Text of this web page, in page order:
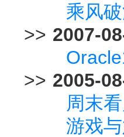
乘风
>> 2007-
>> 2005-
周末
游戏